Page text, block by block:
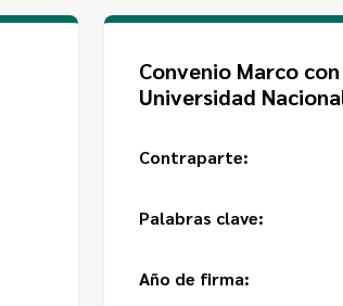
Convenio Marco
Universidad
Contraparte:
Palabras clave:
Año de firma: